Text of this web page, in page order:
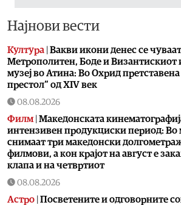
Најнови вести
Култура Вакви икони денес се
Метрополитен, Боде и Византискиот
музеј во Атина: Во Охрид
престол“ од XIV век
08.08.2026
Филм Македонската
интензивен продукциски период: Во
снимаат три македонски
филмови, а кон крајот на август е
клапа и на четвртиот
08.08.2026
Астро Посветените и одговорните